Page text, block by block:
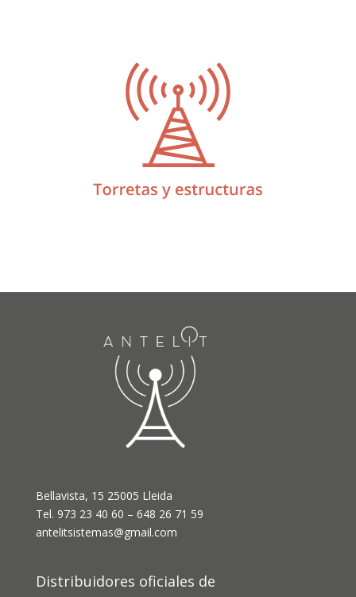
Bellavista, 15 25005 Lleida
Tel. 973 23 40 60 – 648 26 71 59
antelitsistemas@gmail.com
Distribuidores oficiales de